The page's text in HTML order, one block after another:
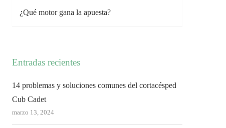
¿Qué motor gana la apuesta?
Entradas recientes
14 problemas y soluciones comunes del cortacésped
Cub Cadet
marzo 13, 2024